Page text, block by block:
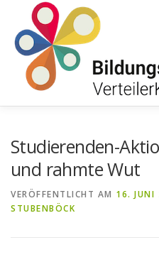
springen
Studierenden-
und rahmte Wut
VERÖFFENTLICHT AM 16. JUNI
STUBENBÖCK